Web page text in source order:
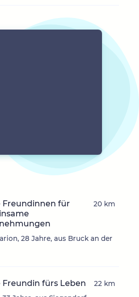
Freundinnen für
28 Jahre, aus Bruck an der
20 km
Freundin fürs Leben 22 km